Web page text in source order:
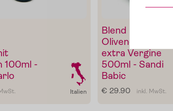
100ml -
Italien
Blend -
Olivenölcuvee
extra Vergine
500ml - Sandi
Babic
€ 29.90 inkl. MwSt.